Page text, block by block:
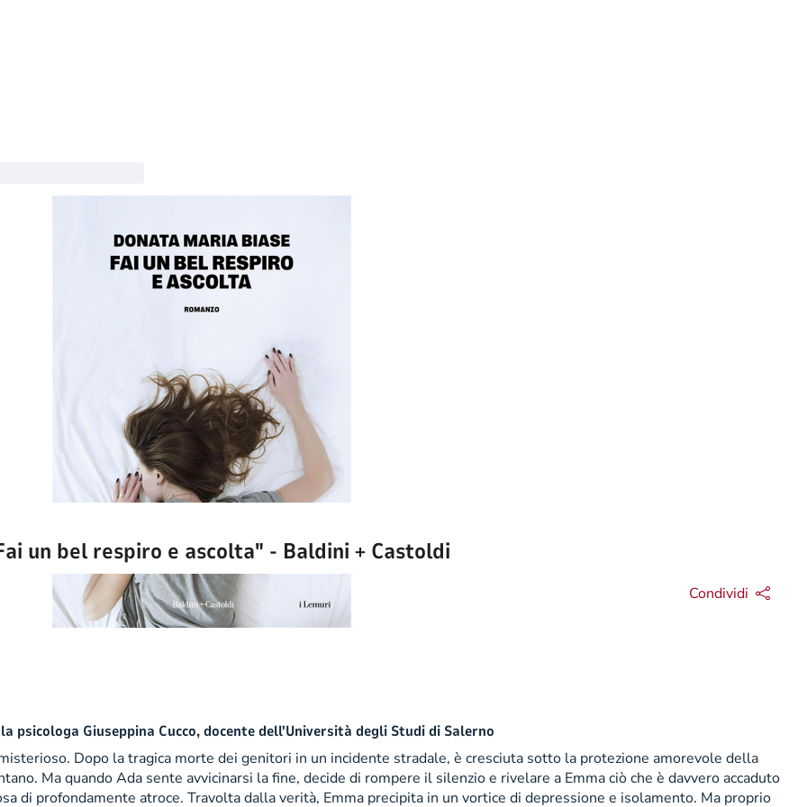
un bel respiro e ascolta" - Baldini + Castoldi
Condividi
psicologa Giuseppina Cucco, docente dell'Università degli Studi di Salerno
Dopo la tragica morte dei genitori in un incidente stradale, è cresciuta sotto la protezione amorevole della
Ma quando Ada sente avvicinarsi la fine, decide di rompere il silenzio e rivelare a Emma ciò che è davvero accaduto
di profondamente atroce. Travolta dalla verità, Emma precipita in un vortice di depressione e isolamento. Ma proprio